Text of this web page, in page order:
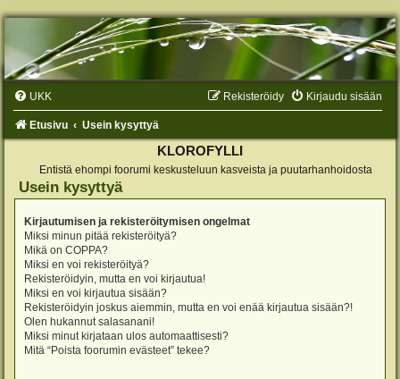
UKK Kirjaudu sisään
Rekisteröidy
Etusivu Usein kysyttyä
KLOROFYLLI
Entistä ehompi foorumi keskusteluun kasveista ja puutarhanhoidosta
Usein kysyttyä
Kirjautumisen ja rekisteröitymisen ongelmat
Miksi minun pitää rekisteröityä?
Mikä on COPPA?
Miksi en voi rekisteröityä?
Rekisteröidyin, mutta en voi kirjautua!
Miksi en voi kirjautua sisään?
Rekisteröidyin joskus aiemmin, mutta en voi enää kirjautua sisään?!
Olen hukannut salasanani!
Miksi minut kirjataan ulos automaattisesti?
Mitä “Poista foorumin evästeet” tekee?